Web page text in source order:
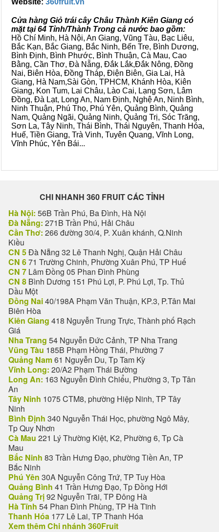
Website: 360fruit.vn
Cửa hàng Giỏ trái cây Châu Thành Kiên Giang có
mặt tại 64 Tỉnh/Thành Trong cả nước bao gồm:
Hồ Chí Minh, Hà Nội, An Giang, Vũng Tàu, Bạc Liêu,
Bắc Kạn, Bắc Giang, Bắc Ninh, Bến Tre, Bình Dương,
Bình Định, Bình Phước, Bình Thuận, Cà Mau, Cao
Bằng, Cần Thơ, Đà Nẵng, Đắk Lắk,Đắk Nông, Đồng
Nai, Biên Hòa, Đồng Tháp, Điện Biên, Gia Lai, Hà
Giang, Hà Nam,Sài Gòn, TPHCM, Khánh Hòa, Kiên
Giang, Kon Tum, Lai Châu, Lào Cai, Lạng Sơn, Lâm
Đồng, Đà Lạt, Long An, Nam Định, Nghệ An, Ninh Bình,
Ninh Thuận, Phú Thọ, Phú Yên, Quảng Bình, Quảng
Nam, Quảng Ngãi, Quảng Ninh, Quảng Trị, Sóc Trăng,
Sơn La, Tây Ninh, Thái Bình, Thái Nguyên, Thanh Hóa,
Huế, Tiền Giang, Trà Vinh, Tuyên Quang, Vĩnh Long,
Vĩnh Phúc, Yên Bái...
CHI NHANH 360 FRUIT CÁC TỈNH
Hà Nội: 56B Trần Phú, Ba Đình, Hà Nội
Đà Nẵng: 271B Trần Phú, Hải Châu
Cần Thơ: 266 đường 30/4, P. Xuân khánh, Q.Ninh
Kiều
CN 5Đà Nẵng 32 Lê Thanh Nghị, Quận Hải Châu
CN 671 Trường Chinh, Phường Xuân Phú, TP Huế
CN 7 Lâm Đồng 05 Phan Đình Phùng
CN 8 Bình Dương 151 Phú Lợi, P. Phú Lợi, Tp. Thủ
Dầu Một
Đồng Nai40/198A Phạm Văn Thuận, KP.3, P.Tân Mai
Biên Hòa
Kiên Giang 418 Nguyễn Trung Trực, Thành phố Rạch
Giá
Nha Trang 54 Nguyễn Đức Cảnh, TP Nha Trang
Vũng Tàu 185B Phạm Hồng Thái, Phường 7
Quảng Nam61 Nguyễn Du, Tp Tam Kỳ
Vĩnh Long: 20/A2 Phạm Thái Bường
Long An: 163 Nguyễn Đình Chiểu, Phường 3, Tp Tân
An
Tây Ninh 1075 CTM8, phường Hiệp Ninh, TP Tây
Ninh
Bình Định 340 Nguyễn Thái Học, phường Ngô Mây,
Tp Quy Nhơn
Cà Mau 221 Lý Thường Kiệt, K2, Phường 6, Tp Cà
Mau
Bắc Ninh 83 Trần Hưng Đạo, phường Tiền An, TP
Bắc Ninh
Phú Yên 30A Nguyễn Công Trứ, TP Tuy Hòa
Quảng Bình 41 Trần Hưng Đạo, Tp Đồng Hới
Quảng Trị92 Nguyễn Trãi, TP Đông Hà
Hà Tĩnh 54 Phan Đình Phùng, TP Hà Tĩnh
Thanh Hóa 177 Lê Lai, TP Thanh Hóa
Xem thêm Chi nhánh 360Fruit